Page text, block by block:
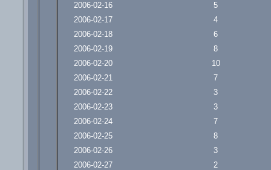
2006-02-16
5
2006-02-17
4
2006-02-18
6
2006-02-19
8
2006-02-20
10
2006-02-21
7
2006-02-22
3
2006-02-23
3
2006-02-24
7
2006-02-25
8
2006-02-26
3
2006-02-27
2